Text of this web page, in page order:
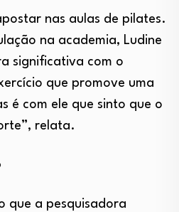
nas aulas de pilates.
na academia, Ludine
significativa com o
que promove uma
é com ele que sinto que o
relata.
que a pesquisadora